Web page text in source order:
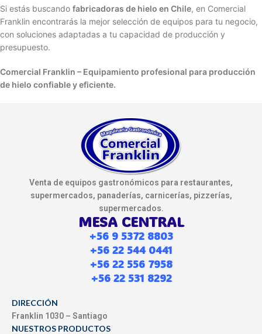
Si estás buscando fabricadoras de hielo en Chile, en Comercial
Franklin encontrarás la mejor selección de equipos para tu negocio,
con soluciones adaptadas a tu capacidad de producción y
presupuesto.
Comercial Franklin – Equipamiento profesional para producción
de hielo confiable y eficiente.
Venta de equipos gastronómicos para restaurantes,
supermercados, panaderías, carnicerías, pizzerías,
supermercados.
MESA CENTRAL
+56 9 5372 8803
+56 22 544 0441
+56 22 556 7958
+56 22 531 8292
DIRECCIÓN
Franklin 1030 – Santiago
NUESTROS PRODUCTOS